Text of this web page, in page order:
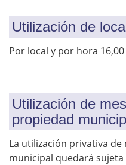
Utilización de
Por local y por hora 16,00
Utilización de
propiedad
La utilización privativa
municipal quedará sujeta